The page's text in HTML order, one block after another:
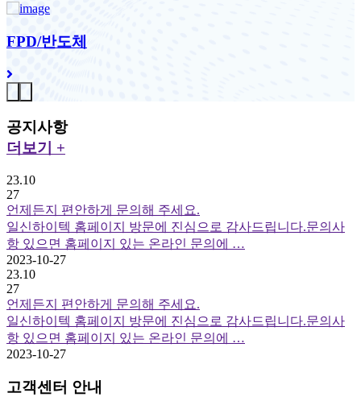
FPD/반도체
공지사항
더보기 +
23.10
27
언제든지 편안하게 문의해 주세요.
일신하이텍 홈페이지 방문에 진심으로 감사드립니다.문의사
항 있으면 홈페이지 있는 온라인 문의에 …
2023-10-27
23.10
27
언제든지 편안하게 문의해 주세요.
일신하이텍 홈페이지 방문에 진심으로 감사드립니다.문의사
항 있으면 홈페이지 있는 온라인 문의에 …
2023-10-27
고객센터 안내